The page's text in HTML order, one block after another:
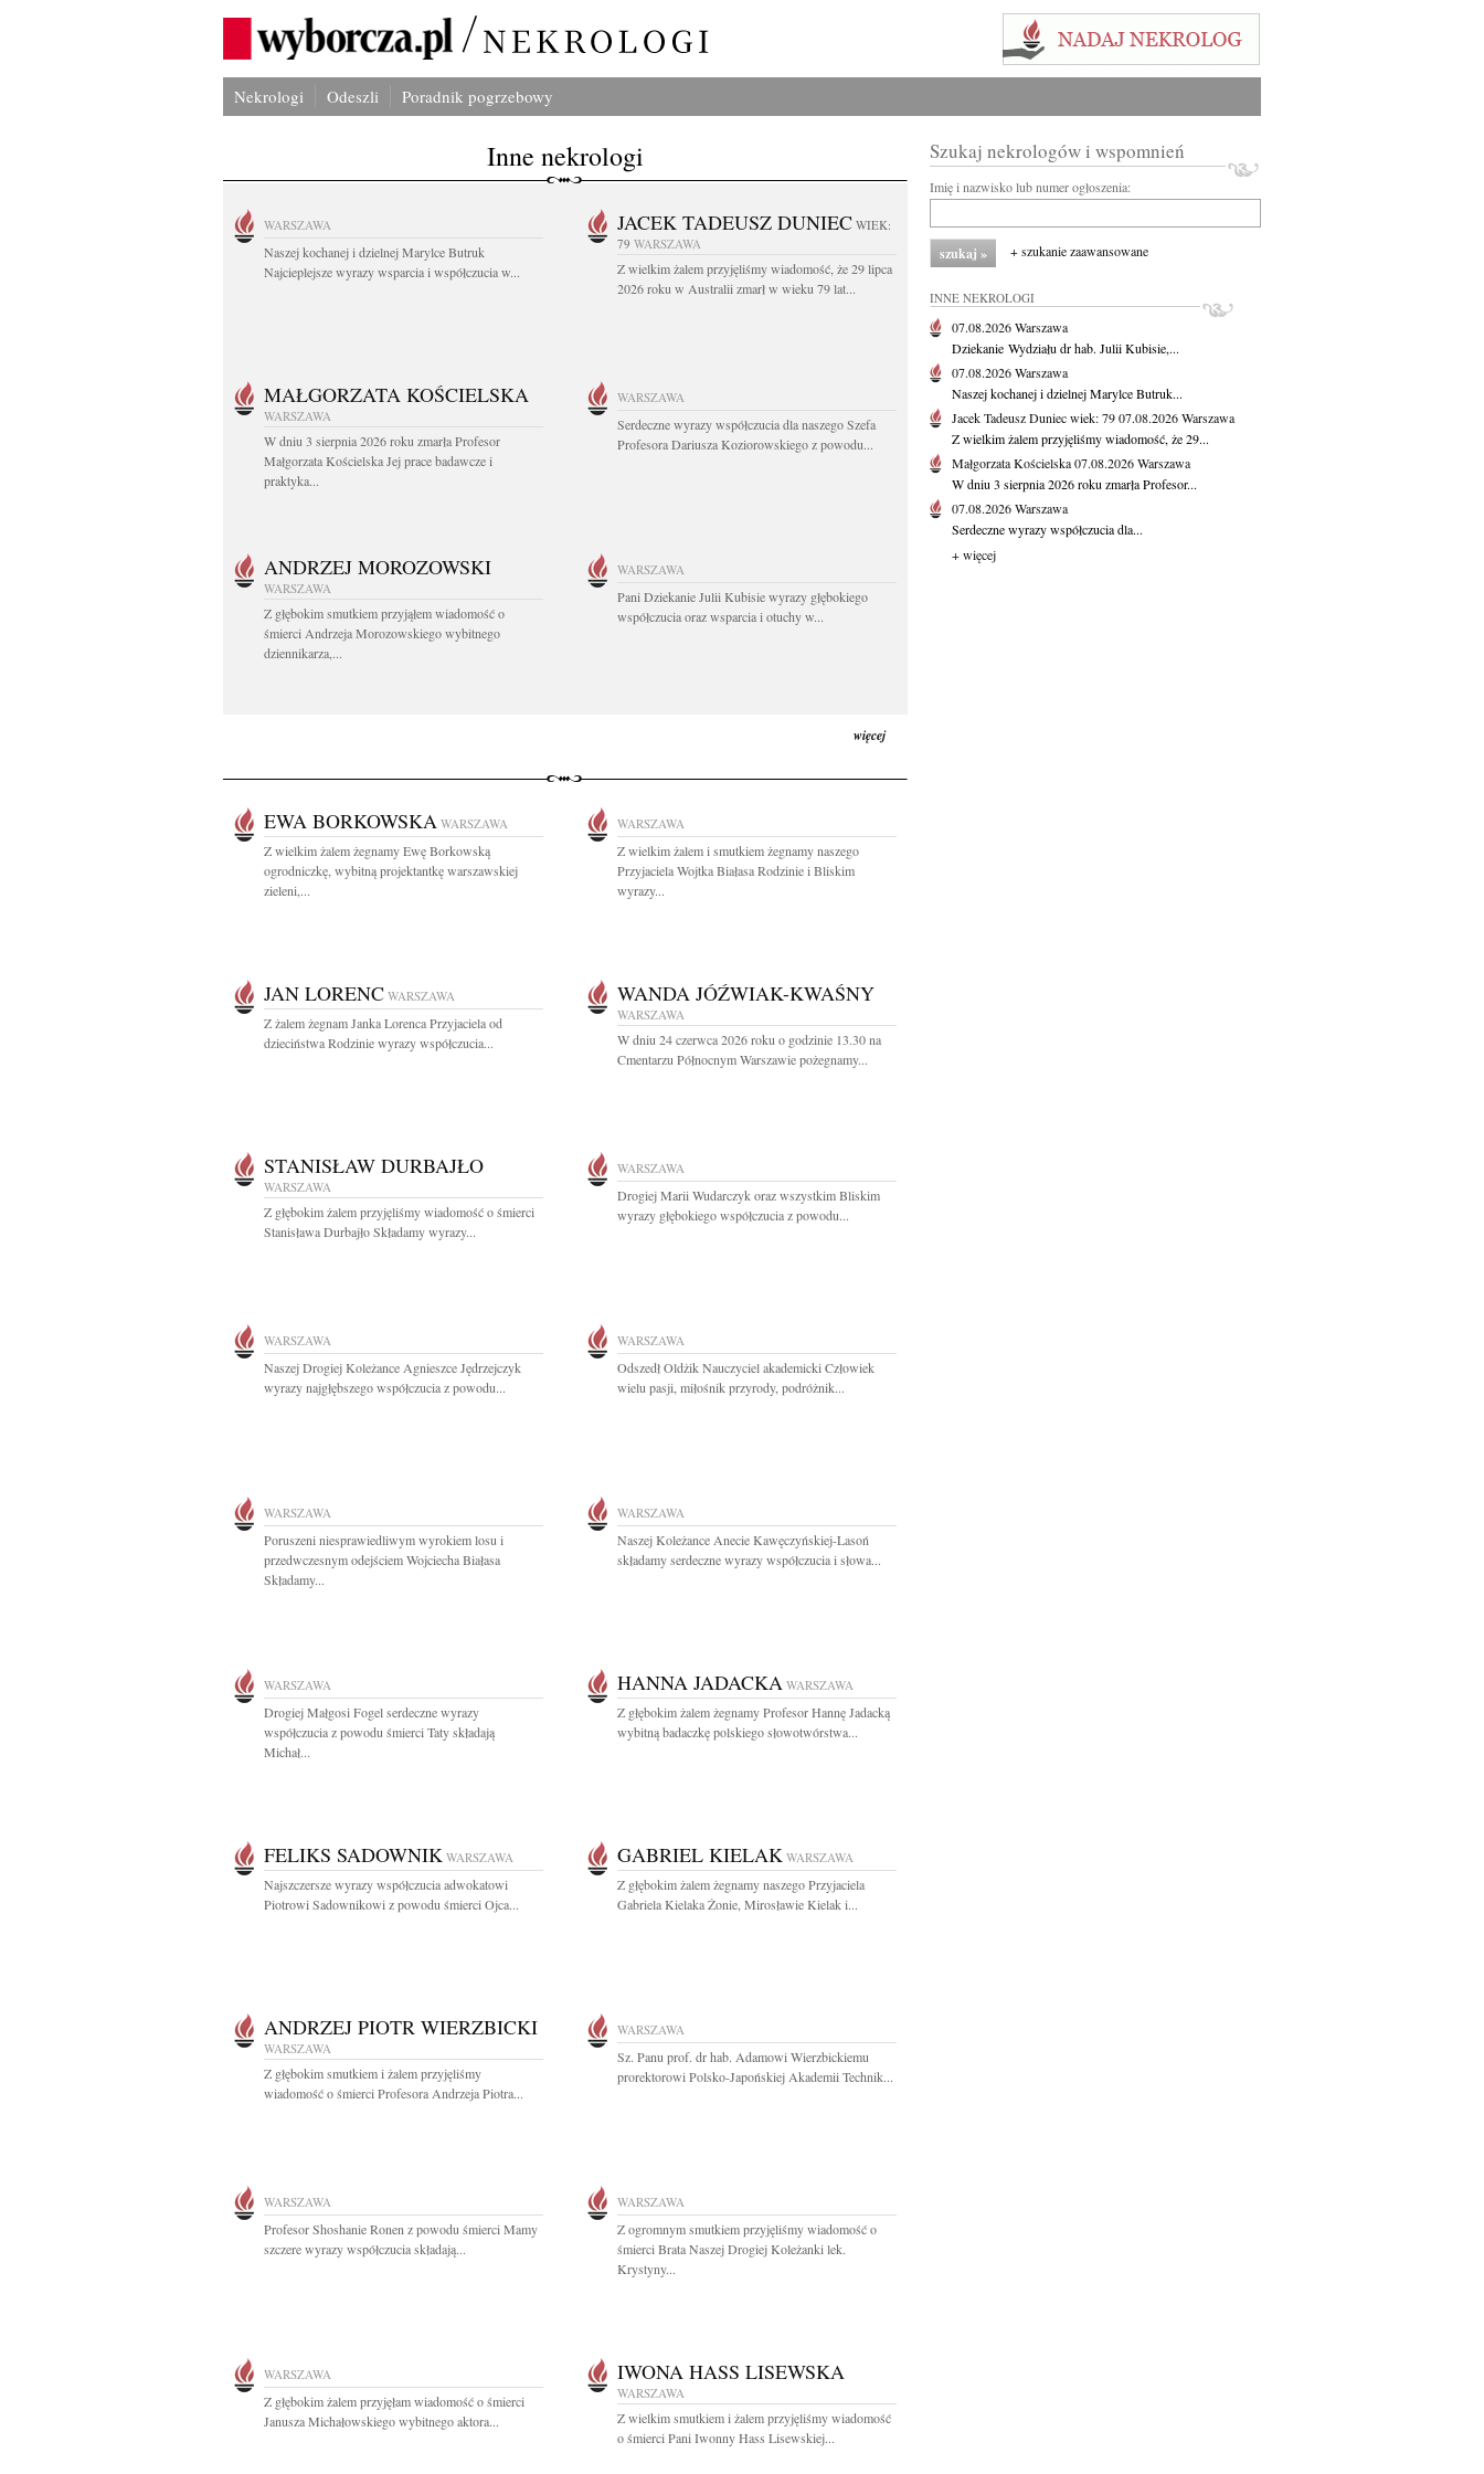
Nekrologi Odeszli Poradnik pogrzebowy
Inne nekrologi
WARSZAWA
Naszej kochanej i dzielnej Marylce Butruk
Najcieplejsze wyrazy wsparcia i współczucia w...
JACEK TADEUSZ DUNIEC WIEK:
79 WARSZAWA
Z wielkim żalem przyjęliśmy wiadomość, że 29 lipca
2026 roku w Australii zmarł w wieku 79 lat...
MAŁGORZATA KOŚCIELSKA
WARSZAWA
W dniu 3 sierpnia 2026 roku zmarła Profesor
Małgorzata Kościelska Jej prace badawcze i
praktyka...
WARSZAWA
Serdeczne wyrazy współczucia dla naszego Szefa
Profesora Dariusza Koziorowskiego z powodu...
ANDRZEJ MOROZOWSKI
WARSZAWA
Z głębokim smutkiem przyjąłem wiadomość o
śmierci Andrzeja Morozowskiego wybitnego
dziennikarza,...
WARSZAWA
Pani Dziekanie Julii Kubisie wyrazy głębokiego
współczucia oraz wsparcia i otuchy w...
więcej
EWA BORKOWSKA WARSZAWA
Z wielkim żalem żegnamy Ewę Borkowską
ogrodniczkę, wybitną projektantkę warszawskiej
zieleni,...
WARSZAWA
Z wielkim żalem i smutkiem żegnamy naszego
Przyjaciela Wojtka Białasa Rodzinie i Bliskim
wyrazy...
JAN LORENC WARSZAWA
Z żalem żegnam Janka Lorenca Przyjaciela od
dzieciństwa Rodzinie wyrazy współczucia...
WANDA JÓŹWIAK-KWAŚNY
WARSZAWA
W dniu 24 czerwca 2026 roku o godzinie 13.30 na
Cmentarzu Północnym Warszawie pożegnamy...
STANISŁAW DURBAJŁO
WARSZAWA
Z głębokim żalem przyjęliśmy wiadomość o śmierci
Stanisława Durbajło Składamy wyrazy...
WARSZAWA
Drogiej Marii Wudarczyk oraz wszystkim Bliskim
wyrazy głębokiego współczucia z powodu...
WARSZAWA
Naszej Drogiej Koleżance Agnieszce Jędrzejczyk
wyrazy najgłębszego współczucia z powodu...
WARSZAWA
Odszedł Oldżik Nauczyciel akademicki Człowiek
wielu pasji, miłośnik przyrody, podróżnik...
WARSZAWA
Poruszeni niesprawiedliwym wyrokiem losu i
przedwczesnym odejściem Wojciecha Białasa
Składamy...
WARSZAWA
Naszej Koleżance Anecie Kawęczyńskiej-Lasoń
składamy serdeczne wyrazy współczucia i słowa...
WARSZAWA
Drogiej Małgosi Fogel serdeczne wyrazy
współczucia z powodu śmierci Taty składają
Michał...
HANNA JADACKA WARSZAWA
Z głębokim żalem żegnamy Profesor Hannę Jadacką
wybitną badaczkę polskiego słowotwórstwa...
FELIKS SADOWNIK WARSZAWA
Najszczersze wyrazy współczucia adwokatowi
Piotrowi Sadownikowi z powodu śmierci Ojca...
GABRIEL KIELAK WARSZAWA
Z głębokim żalem żegnamy naszego Przyjaciela
Gabriela Kielaka Żonie, Mirosławie Kielak i...
ANDRZEJ PIOTR WIERZBICKI
WARSZAWA
Z głębokim smutkiem i żalem przyjęliśmy
wiadomość o śmierci Profesora Andrzeja Piotra...
WARSZAWA
Sz. Panu prof. dr hab. Adamowi Wierzbickiemu
prorektorowi Polsko-Japońskiej Akademii Technik...
WARSZAWA
Profesor Shoshanie Ronen z powodu śmierci Mamy
szczere wyrazy współczucia składają...
WARSZAWA
Z ogromnym smutkiem przyjęliśmy wiadomość o
śmierci Brata Naszej Drogiej Koleżanki lek.
Krystyny...
WARSZAWA
Z głębokim żalem przyjęłam wiadomość o śmierci
Janusza Michałowskiego wybitnego aktora...
IWONA HASS LISEWSKA
WARSZAWA
Z wielkim smutkiem i żalem przyjęliśmy wiadomość
o śmierci Pani Iwonny Hass Lisewskiej...
Szukaj nekrologów i wspomnień
Imię i nazwisko lub numer ogłoszenia:
+ szukanie zaawansowane
INNE NEKROLOGI
07.08.2026Warszawa
Dziekanie Wydziału dr hab. Julii Kubisie,...
07.08.2026Warszawa
Naszej kochanej i dzielnej Marylce Butruk...
Jacek Tadeusz Duniecwiek: 7907.08.2026Warszawa
Z wielkim żalem przyjęliśmy wiadomość, że 29...
Małgorzata Kościelska07.08.2026Warszawa
W dniu 3 sierpnia 2026 roku zmarła Profesor...
07.08.2026Warszawa
Serdeczne wyrazy współczucia dla...
+ więcej